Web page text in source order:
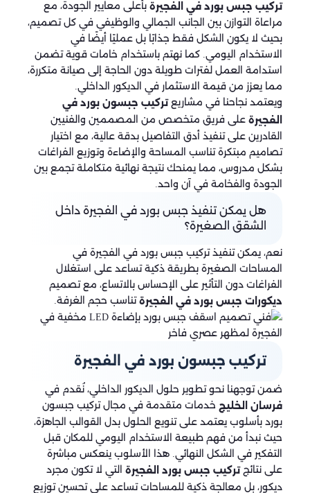
تركيب جبس بورد في الفجيرة بأعلى معايير الجودة، مع
مراعاة التوازن بين الجانب الجمالي والوظيفي في كل تصميم،
بحيث لا يكون الشكل فقط جذابًا بل عمليًا أيضًا في
الاستخدام اليومي. كما نهتم باستخدام خامات قوية تضمن
استدامة العمل لفترات طويلة دون الحاجة إلى صيانة متكررة،
مما يعزز من قيمة الاستثمار في الديكور الداخلي.
ويعتمد نجاحنا في مشاريعتركيب جبسون بورد في
الفجيرة على فريق متخصص من المصممين والفنيين
القادرين على تنفيذ أدق التفاصيل بدقة عالية، مع اختيار
تصاميم مبتكرة تناسب المساحة والإضاءة وتوزيع الفراغات
بشكل مدروس، مما يمنحك نتيجة نهائية متكاملة تجمع بين
الجودة والفخامة في آن واحد.
هل يمكن تنفيذ جبس بورد في الفجيرة داخل
الشقق الصغيرة؟
نعم، يمكن تنفيذ تركيب جبس بورد في الفجيرة في
المساحات الصغيرة بطريقة ذكية تساعد على استغلال
الفراغات دون التأثير على الإحساس بالاتساع، مع تصميم
ديكورات جبس بورد في الفجيرة تناسب حجم الغرفة.
تركيب جبسون بورد في الفجيرة
ضمن توجهنا نحو تطوير حلول الديكور الداخلي، نُقدم في
فرسان الخليج خدمات متقدمة في مجال تركيب جبسون
بورد بأسلوب يعتمد على تنويع الحلول بدل القوالب الجاهزة،
حيث نبدأ من فهم طبيعة الاستخدام اليومي للمكان قبل
التفكير في الشكل النهائي. هذا الأسلوب ينعكس مباشرة
على نتائجتركيب جبس بورد الفجيرة التي لا تكون مجرد
ديكور، بل معالجة ذكية للمساحات تساعد على تحسين توزيع